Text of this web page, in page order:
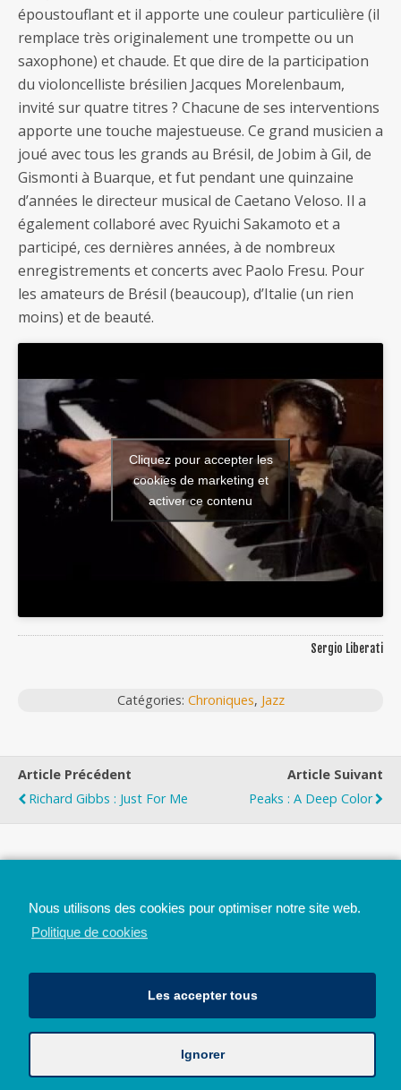
époustouflant et il apporte une couleur particulière (il
remplace très originalement une trompette ou un
saxophone) et chaude. Et que dire de la participation
du violoncelliste brésilien Jacques Morelenbaum,
invité sur quatre titres ? Chacune de ses interventions
apporte une touche majestueuse. Ce grand musicien a
joué avec tous les grands au Brésil, de Jobim à Gil, de
Gismonti à Buarque, et fut pendant une quinzaine
d’années le directeur musical de Caetano Veloso. Il a
également collaboré avec Ryuichi Sakamoto et a
participé, ces dernières années, à de nombreux
enregistrements et concerts avec Paolo Fresu. Pour
les amateurs de Brésil (beaucoup), d’Italie (un rien
moins) et de beauté.
Cliquez pour accepter les
cookies de marketing et
activer ce contenu
Sergio Liberati
Catégories: Chroniques, Jazz
Article Précédent
Richard Gibbs : Just For Me
Article Suivant
Peaks : A Deep Color
Avec le soutien de la Province de Liège
Nous utilisons des cookies pour optimiser notre site web.
Politique de cookies
Les accepter tous
Ignorer